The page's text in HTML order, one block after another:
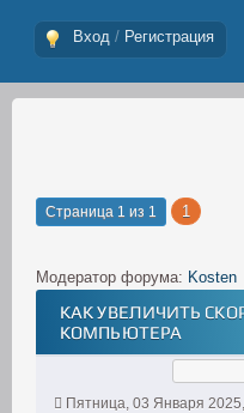
Вход / Регистрация
Страница 1 из 1 1
Модератор форума: Kosten
КАК УВЕЛИЧИТЬ
КОМПЬЮТЕРА
Пятница, 03 Января